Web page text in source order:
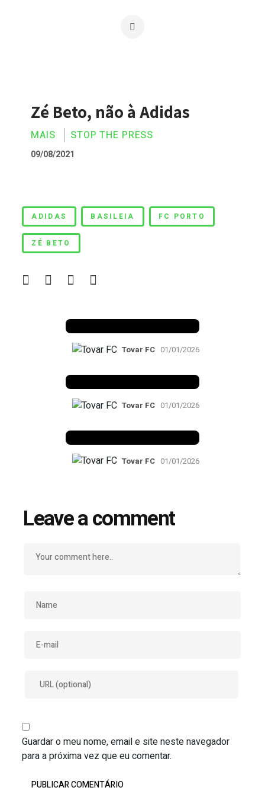
Zé Beto, não à Adidas
MAIS STOP THE PRESS
09/08/2021
Zé Beto, não à Adidas
ADIDAS BASILEIA FC PORTO
ZÉ BETO
Tovar FC 01/01/2026
Tovar FC 01/01/2026
Tovar FC 01/01/2026
Leave a comment
Guardar o meu nome, email e site neste navegador
para a próxima vez que eu comentar.